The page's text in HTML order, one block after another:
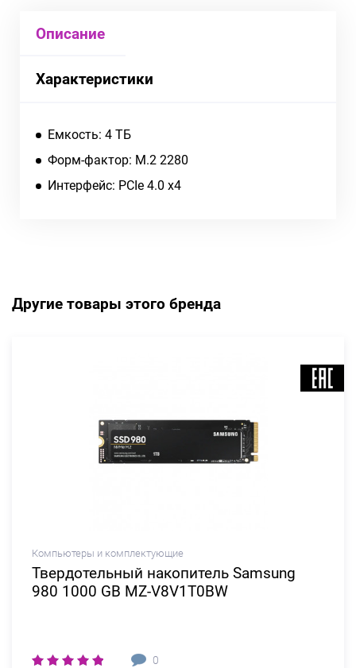
Описание
Характеристики
Емкость: 4 ТБ
Форм-фактор: M.2 2280
Интерфейс: PCIe 4.0 x4
Другие товары этого бренда
Компьютеры и комплектующие
Твердотельный накопитель Samsung
980 1000 GB MZ-V8V1T0BW
0